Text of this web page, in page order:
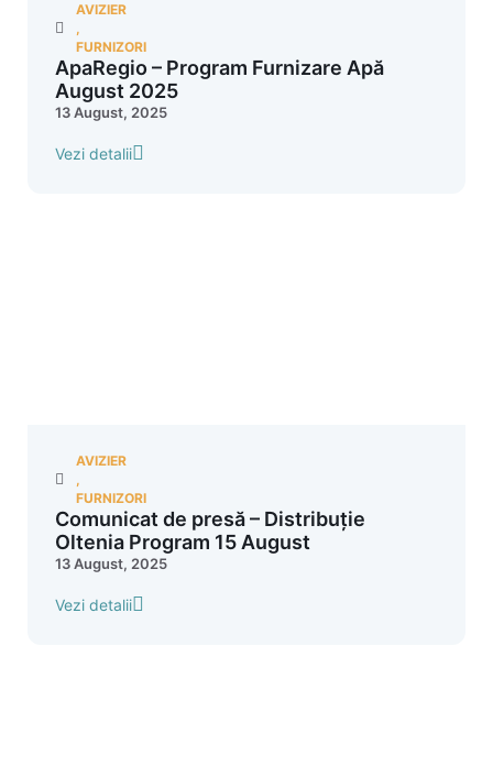
AVIZIER
,
FURNIZORI
ApaRegio – Program Furnizare Apă
August 2025
13 August, 2025
Vezi detalii
AVIZIER
,
FURNIZORI
Comunicat de presă – Distribuție
Oltenia Program 15 August
13 August, 2025
Vezi detalii